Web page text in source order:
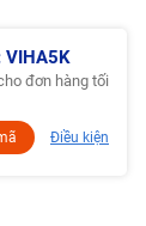
VIHA5K
đơn hàng tối
Điều kiện